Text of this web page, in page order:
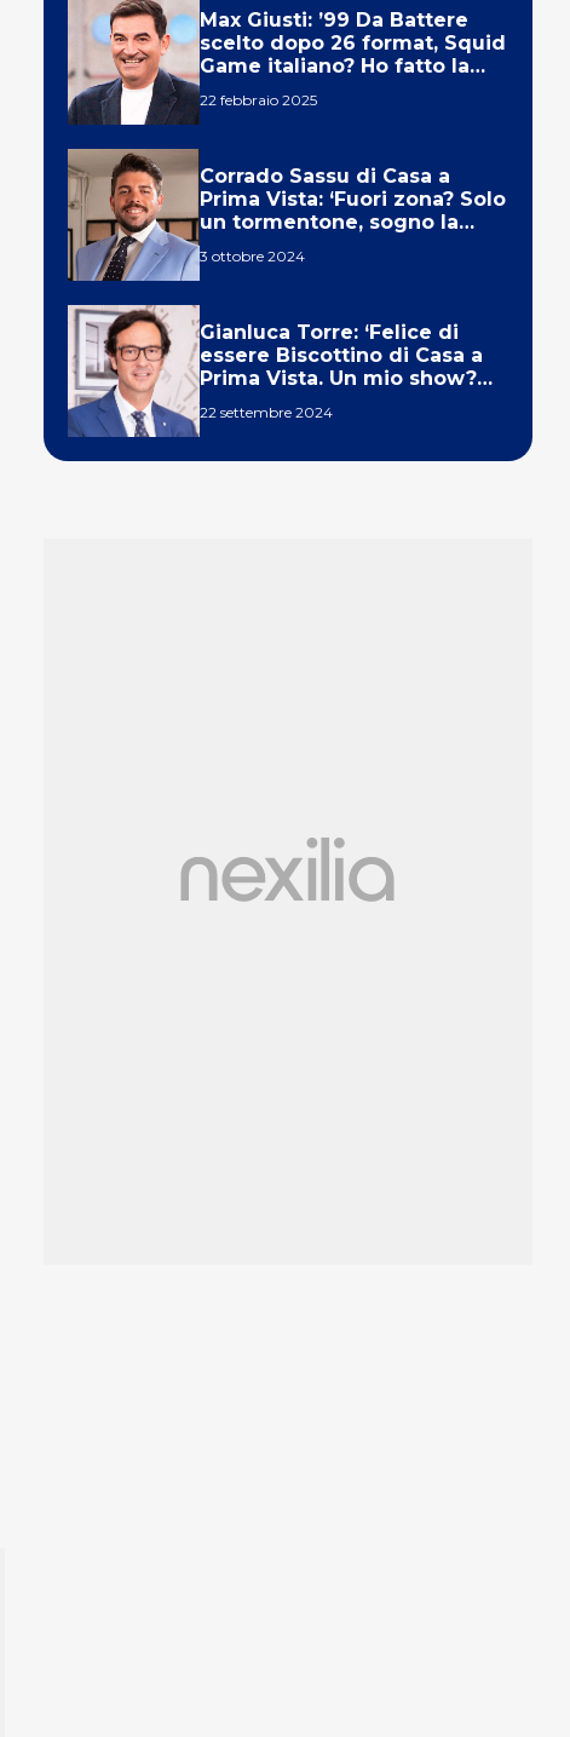
Max Giusti: ’99 Da Battere
scelto dopo 26 format, Squid
Game italiano? Ho fatto la
22 febbraio 2025
Corrado Sassu di Casa a
Prima Vista: ‘Fuori zona? Solo
un tormentone, sogno la
3 ottobre 2024
Gianluca Torre: ‘Felice di
essere Biscottino di Casa a
Prima Vista. Un mio show?
22 settembre 2024